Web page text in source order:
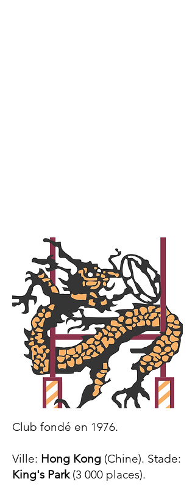
Club fondé en 1976.
Ville: Hong Kong (Chine). Stade:
King's Park(3 000 places).